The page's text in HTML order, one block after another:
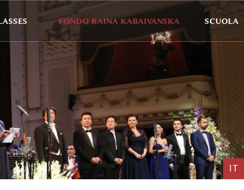
FONDO RAINA KABAIVANSKA SCUOLA
IT